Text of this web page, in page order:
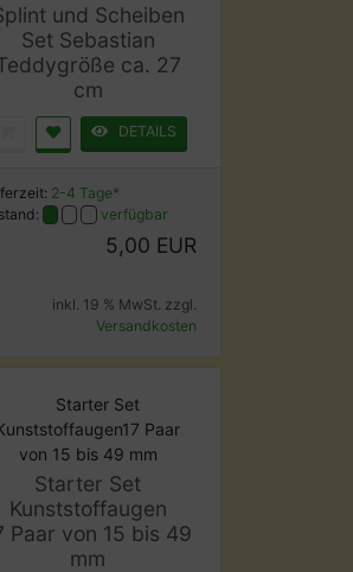
und Scheiben
Set Sebastian
ca. 27
cm
DETAILS
2-4 Tage*
verfügbar
5,00 EUR
inkl. 19 % MwSt. zzgl.
Versandkosten
Starter Set
Kunststoffaugen
Paar von 15 bis 49
mm